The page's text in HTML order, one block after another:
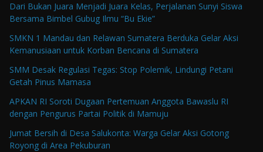
Dari Bukan Juara Menjadi Juara Kelas, Perjalanan Sunyi Siswa
Bersama Bimbel Gubug Ilmu “Bu Ekie”
SMKN 1 Mandau dan Relawan Sumatera Berduka Gelar Aksi
Kemanusiaan untuk Korban Bencana di Sumatera
SMM Desak Regulasi Tegas: Stop Polemik, Lindungi Petani
Getah Pinus Mamasa
APKAN RI Soroti Dugaan Pertemuan Anggota Bawaslu RI
dengan Pengurus Partai Politik di Mamuju
Jumat Bersih di Desa Salukonta: Warga Gelar Aksi Gotong
Royong di Area Pekuburan